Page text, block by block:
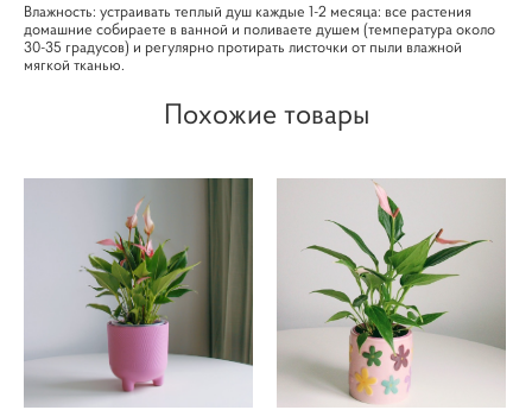
Влажность: устраивать теплый душ каждые 1-2 месяца: все растения
домашние собираете в ванной и поливаете душем (температура около
30-35 градусов) и регулярно протирать листочки от пыли влажной
мягкой тканью.
Похожие товары